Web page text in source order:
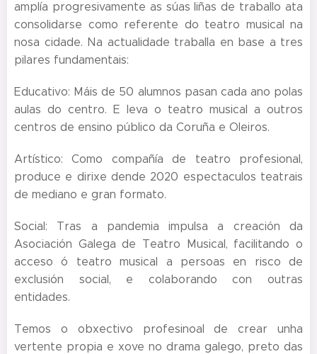
amplía progresivamente as súas liñas de traballo ata
consolidarse como referente do teatro musical na
nosa cidade. Na actualidade traballa en base a tres
pilares fundamentais:
Educativo: Máis de 50 alumnos pasan cada ano polas
aulas do centro. E leva o teatro musical a outros
centros de ensino público da Coruña e Oleiros.
Artístico: Como compañía de teatro profesional,
produce e dirixe dende 2020 espectaculos teatrais
de mediano e gran formato.
Social: Tras a pandemia impulsa a creación da
Asociación Galega de Teatro Musical, facilitando o
acceso ó teatro musical a persoas en risco de
exclusión social, e colaborando con outras
entidades.
Temos o obxectivo profesinoal de crear unha
vertente propia e xove no drama galego, preto das